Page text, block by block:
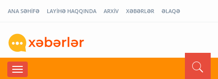
ANA SƏHİFƏ LAYİHƏ HAQQINDA ARXİV XƏBƏRLƏR ƏLAQƏ